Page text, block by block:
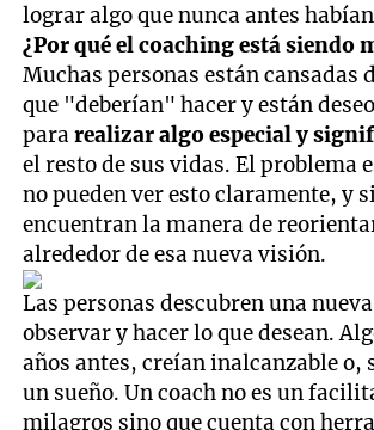
lograr algo que nunca antes
¿Por qué el coaching está siendo
Muchas personas están cansadas
que "deberían" hacer y están
pararealizar algo especial y
el resto de sus vidas. El problema
no pueden ver esto claramente, y
encuentran la manera de
alrededor de esa nueva visión.
Las personas descubren una
observar y hacer lo que desean.
años antes, creían inalcanzable o,
un sueño. Un coach no es un
milagros sino que cuenta con